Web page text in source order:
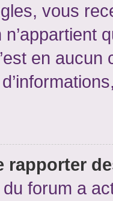
vous
en
rapporter
du forum a